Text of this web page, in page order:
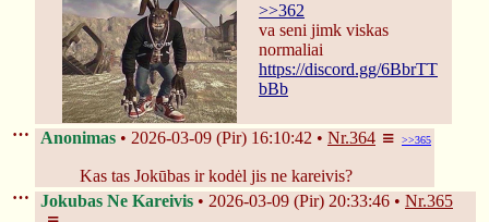
>>362
va seni jimk viskas
normaliai
https://discord.gg/6BbrTT
bBb
Anonimas 2026-03-09 (Pir) 16:10:42 Nr.364 >>365
Kas tas Jokūbas ir kodėl jis ne kareivis?
Jokubas Ne Kareivis
2026-03-09 (Pir) 20:33:46 Nr.365